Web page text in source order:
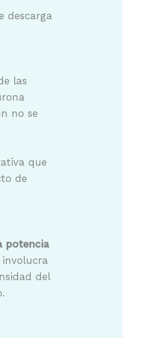
descarga
las
no se
que
de
potencia
del